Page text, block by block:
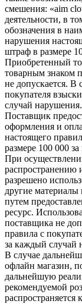
смешения: «aim
деятельности, в
обозначения в
нарушения
штраф в размере
Приобретенный
товарным знаком
не допускается. В
покупателя
случай нарушения.
Поставщик
оформления и
настоящего
размере 100 000
При
распространению
разрешено
другие материалы
путем
ресурс.
поставщика не
правила с
за каждый случай
В случае
офлайн магазин,
дальнейшую
рекомендуемой
распространяется